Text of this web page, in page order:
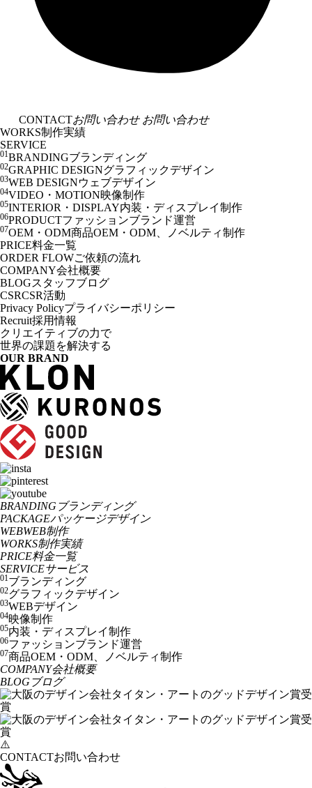
CONTACTお問い合わせ お問い合わせ
WORKS制作実績
SERVICE
01BRANDINGブランディング
02GRAPHIC DESIGNグラフィックデザイン
03WEB DESIGNウェブデザイン
04VIDEO・MOTION映像制作
05INTERIOR・DISPLAY内装・ディスプレイ制作
06PRODUCTファッションブランド運営
07OEM・ODM商品OEM・ODM、ノベルティ制作
PRICE料金一覧
ORDER FLOWご依頼の流れ
COMPANY会社概要
BLOGスタッフブログ
CSRCSR活動
Privacy Policyプライバシーポリシー
Recruit採用情報
クリエイティブの力で
世界の課題を解決する
OUR BRAND
BRANDING ブランディング
PACKAGEパッケージデザイン
WEBWEB制作
WORKS制作実績
PRICE料金一覧
SERVICEサービス
01ブランディング
02グラフィックデザイン
03WEBデザイン
04映像制作
05内装・ディスプレイ制作
06ファッションブランド運営
07商品OEM・ODM、ノベルティ制作
COMPANY会社概要
BLOG ブログ
CONTACTお問い合わせ